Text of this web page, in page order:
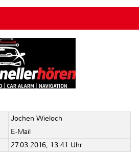
Jochen Wieloch
E-Mail
27.03.2016, 13:41 Uhr